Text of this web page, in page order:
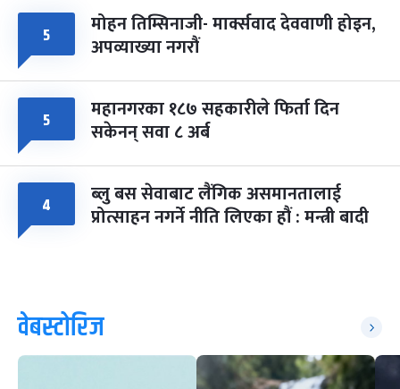
५ मोहन तिम्सिनाजी- मार्क्सवाद देववाणी होइन,
अपव्याख्या नगरौं
५ महानगरका १८७ सहकारीले फिर्ता दिन
सकेनन् सवा ८ अर्ब
४ ब्लु बस सेवाबाट लैंगिक असमानतालाई
प्रोत्साहन नगर्ने नीति लिएका हौं : मन्त्री बादी
वेबस्टोरिज